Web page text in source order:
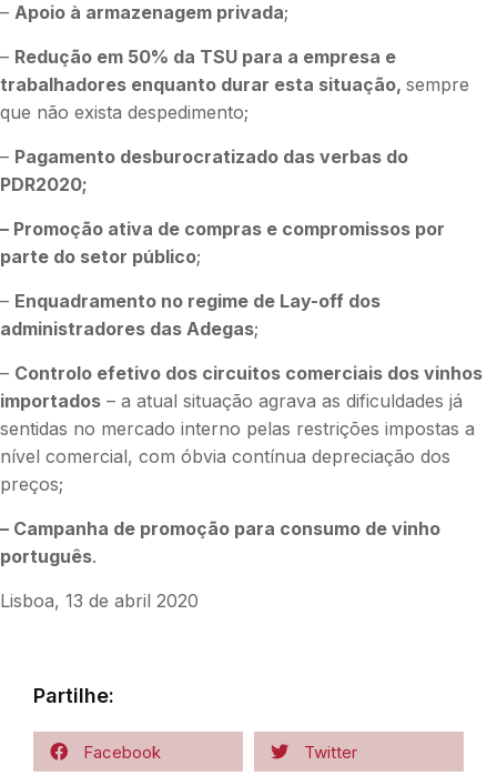
– Apoio à armazenagem privada;
– Redução em 50% da TSU para a empresa e
trabalhadores enquanto durar esta situação, sempre
que não exista despedimento;
– Pagamento desburocratizado das verbas do
PDR2020;
– Promoção ativa de compras e compromissos por
parte do setor público;
– Enquadramento no regime de Lay-off dos
administradores das Adegas;
– Controlo efetivo dos circuitos comerciais dos vinhos
importados – a atual situação agrava as dificuldades já
sentidas no mercado interno pelas restrições impostas a
nível comercial, com óbvia contínua depreciação dos
preços;
– Campanha de promoção para consumo de vinho
português.
Lisboa, 13 de abril 2020
Partilhe:
Facebook Twitter